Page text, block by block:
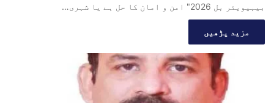
بیہیویئر بل 2026" امن و امان کا حل ہے یا شہری…
مزید پڑھیں